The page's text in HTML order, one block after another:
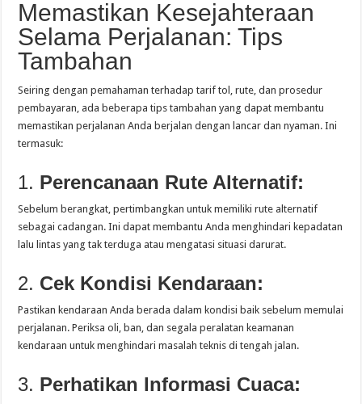
Memastikan Kesejahteraan
Selama Perjalanan: Tips
Tambahan
Seiring dengan pemahaman terhadap tarif tol, rute, dan prosedur
pembayaran, ada beberapa tips tambahan yang dapat membantu
memastikan perjalanan Anda berjalan dengan lancar dan nyaman. Ini
termasuk:
1. Perencanaan Rute Alternatif:
Sebelum berangkat, pertimbangkan untuk memiliki rute alternatif
sebagai cadangan. Ini dapat membantu Anda menghindari kepadatan
lalu lintas yang tak terduga atau mengatasi situasi darurat.
2. Cek Kondisi Kendaraan:
Pastikan kendaraan Anda berada dalam kondisi baik sebelum memulai
perjalanan. Periksa oli, ban, dan segala peralatan keamanan
kendaraan untuk menghindari masalah teknis di tengah jalan.
3. Perhatikan Informasi Cuaca: